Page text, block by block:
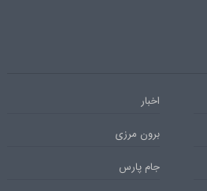
اخبار
برون مرزی
جام پارس